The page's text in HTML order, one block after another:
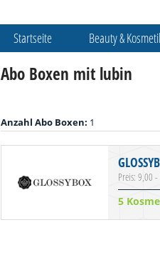
Startseite Beauty &
Abo Boxen mit lubin
Anzahl Abo Boxen: 1
Preis: 9,00
5